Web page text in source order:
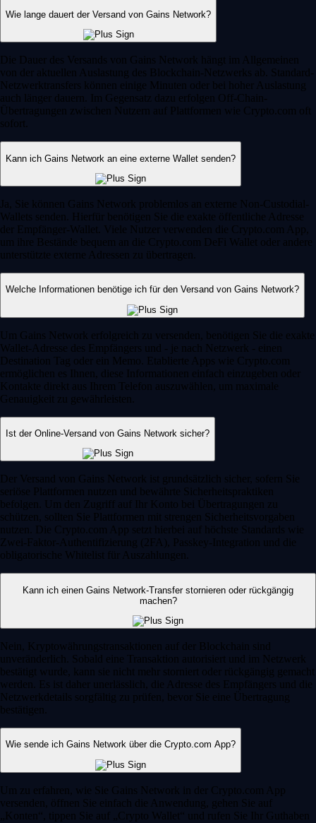
Wie lange dauert der Versand von Gains Network?
Die Dauer des Versands von Gains Network hängt im Allgemeinen
von der aktuellen Auslastung des Blockchain-Netzwerks ab. Standard-
Netzwerktransfers können einige Minuten oder bei hoher Auslastung
auch länger dauern. Im Gegensatz dazu erfolgen Off-Chain-
Übertragungen zwischen Nutzern auf Plattformen wie Crypto.com oft
sofort.
Kann ich Gains Network an eine externe Wallet senden?
Ja, Sie können Gains Network problemlos an externe Non-Custodial-
Wallets senden. Hierfür benötigen Sie die exakte öffentliche Adresse
der Empfänger-Wallet. Viele Nutzer verwenden die Crypto.com App,
um ihre Bestände bequem an die Crypto.com DeFi Wallet oder andere
unterstützte externe Adressen zu übertragen.
Welche Informationen benötige ich für den Versand von Gains Network?
Um Gains Network erfolgreich zu versenden, benötigen Sie die exakte
Wallet-Adresse des Empfängers und - je nach Netzwerk - einen
Destination Tag oder ein Memo. Etablierte Apps wie Crypto.com
ermöglichen es Ihnen, diese Informationen einfach einzugeben oder
Kontakte direkt aus Ihrem Telefon auszuwählen, um maximale
Genauigkeit zu gewährleisten.
Ist der Online-Versand von Gains Network sicher?
Der Versand von Gains Network ist grundsätzlich sicher, sofern Sie
seriöse Plattformen nutzen und bewährte Sicherheitspraktiken
befolgen. Um den Zugriff auf Ihr Konto bei Übertragungen zu
schützen, sollten Sie Plattformen mit strengen Sicherheitsvorgaben
nutzen. Die Crypto.com App setzt hierbei auf höchste Standards wie
Zwei-Faktor-Authentifizierung (2FA), Passkey-Integration und die
obligatorische Whitelist für Auszahlungen.
Kann ich einen Gains Network-Transfer stornieren oder rückgängig
machen?
Nein, Kryptowährungstransaktionen auf der Blockchain sind
unveränderlich. Sobald eine Transaktion autorisiert und im Netzwerk
bestätigt wurde, kann sie nicht mehr storniert oder rückgängig gemacht
werden. Es ist daher unerlässlich, die Adresse des Empfängers und die
Netzwerkdetails sorgfältig zu prüfen, bevor Sie eine Übertragung
bestätigen.
Wie sende ich Gains Network über die Crypto.com App?
Um zu erfahren, wie Sie Gains Network in der Crypto.com App
versenden, öffnen Sie einfach die Anwendung, gehen Sie auf
„Konten“, tippen Sie auf „Crypto Wallet“ und rufen Sie Ihr Guthaben